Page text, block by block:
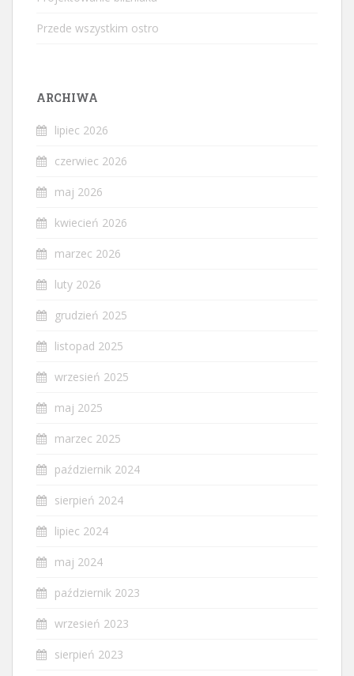
Przede wszystkim ostro
ARCHIWA
lipiec 2026
czerwiec 2026
maj 2026
kwiecień 2026
marzec 2026
luty 2026
grudzień 2025
listopad 2025
wrzesień 2025
maj 2025
marzec 2025
październik 2024
sierpień 2024
lipiec 2024
maj 2024
październik 2023
wrzesień 2023
sierpień 2023